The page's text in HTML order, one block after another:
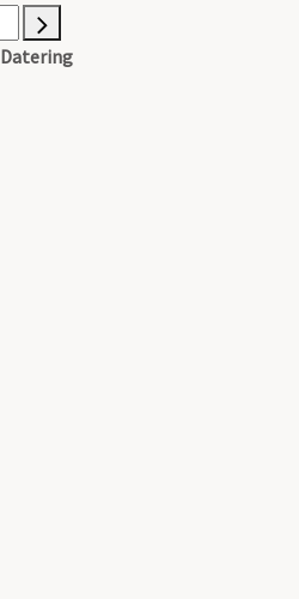
Datering